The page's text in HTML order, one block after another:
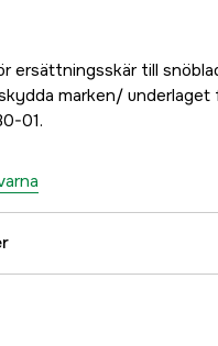
ersättningsskär till
marken/ underlaget
01.